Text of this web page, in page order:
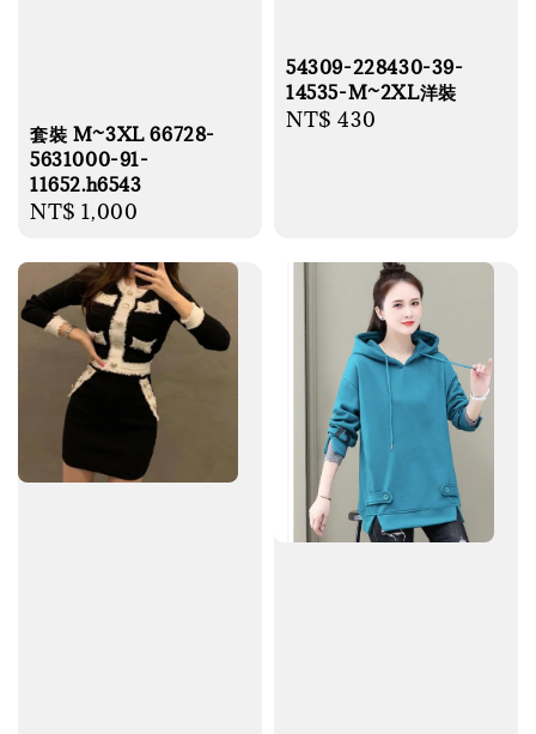
套裝 M~3XL 66728-
5631000-91-
11652.h6543
Regular
NT$ 1,000
54309-228430-39-
14535-M~2XL洋裝
Regular
NT$ 430